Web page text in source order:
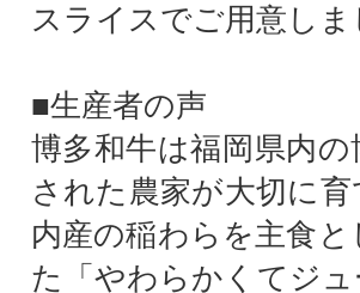
スライスでご用意しま
■生産者の声
博多和牛は福岡県内
された農家が大切に
内産の稲わらを主食
た「やわらかくてジ